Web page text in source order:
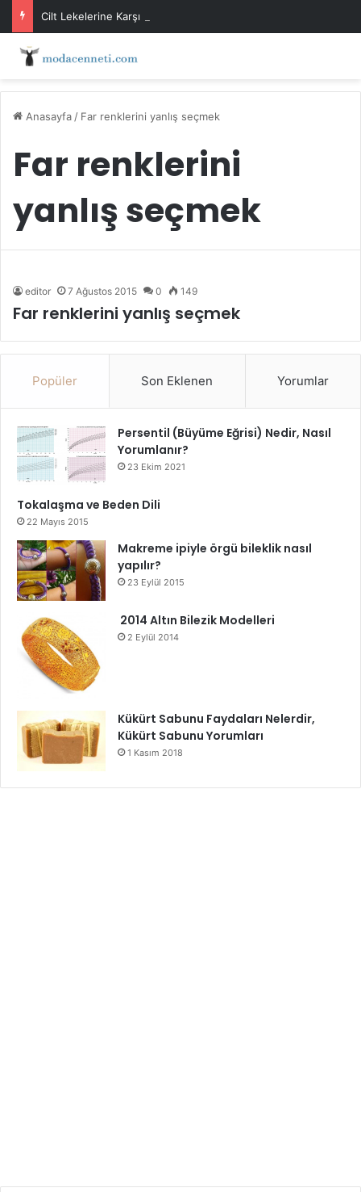
Cilt Lekelerine Karşı Evde Maske Önerileri
Anasayfa / Far renklerini yanlış seçmek
Far renklerini
yanlış seçmek
editor 7 Ağustos 2015 0 149
Far renklerini yanlış seçmek
Popüler Son Eklenen Yorumlar
Persentil (Büyüme Eğrisi) Nedir, Nasıl
Yorumlanır?
23 Ekim 2021
Tokalaşma ve Beden Dili
22 Mayıs 2015
Makreme ipiyle örgü bileklik nasıl
yapılır?
23 Eylül 2015
2014 Altın Bilezik Modelleri
2 Eylül 2014
Kükürt Sabunu Faydaları Nelerdir,
Kükürt Sabunu Yorumları
1 Kasım 2018